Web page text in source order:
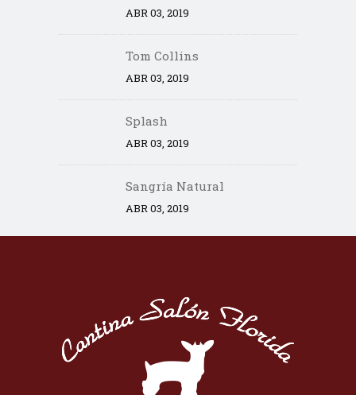
ABR 03, 2019
Tom Collins
ABR 03, 2019
Splash
ABR 03, 2019
Sangría Natural
ABR 03, 2019